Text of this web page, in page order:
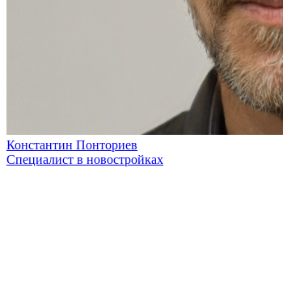
Константин Понториев
Специалист в новостройках